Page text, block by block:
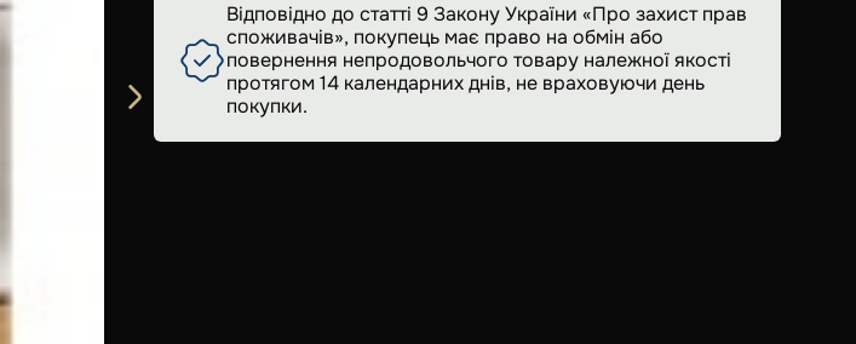
Відповідно до статті 9 Закону України «Про захист прав
споживачів», покупець має право на обмін або
повернення непродовольчого товару належної якості
протягом 14 календарних днів, не враховуючи день
покупки.